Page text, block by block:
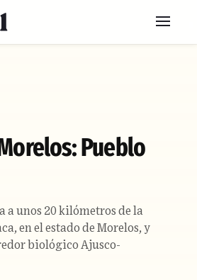
Pueblo
a unos 20 kilómetros de la
en el estado de Morelos, y
biológico Ajusco-